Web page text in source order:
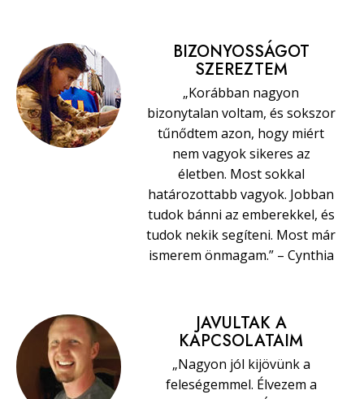
BIZONYOSSÁGOT
SZEREZTEM
„Korábban nagyon
bizonytalan voltam, és sokszor
tűnődtem azon, hogy miért
nem vagyok sikeres az
életben. Most sokkal
határozottabb vagyok. Jobban
tudok bánni az emberekkel, és
tudok nekik segíteni. Most már
ismerem önmagam.” – Cynthia
JAVULTAK A
KAPCSOLATAIM
„Nagyon jól kijövünk a
feleségemmel. Élvezem a